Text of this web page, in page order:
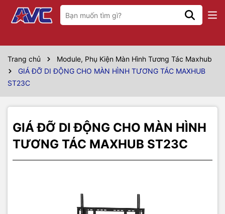
Trang chủ
Module, Phụ Kiện Màn Hình Tương Tác Maxhub
GIÁ ĐỠ DI ĐỘNG CHO MÀN HÌNH TƯƠNG TÁC MAXHUB
ST23C
GIÁ ĐỠ DI ĐỘNG CHO MÀN HÌNH
TƯƠNG TÁC MAXHUB ST23C
Thông số kỹ thuật
Giá đỡ di động cho màn hình tương
tác
Model
1m16 × 0.66m × 1m60
Kích thước đóng
gói
1m95 * 0.95 * 0.186